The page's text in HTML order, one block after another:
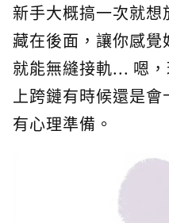
新手大概搞一次就
藏在後面，讓你感
就能無縫接軌... 嗯
上跨鏈有時候還是
有心理準備。